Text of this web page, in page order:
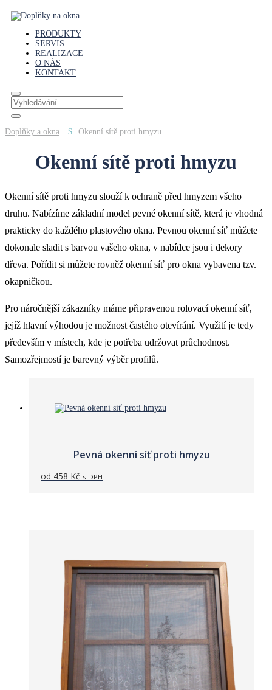
PRODUKTY
SERVIS
REALIZACE
O NÁS
KONTAKT
Doplňky a okna Okenní sítě proti hmyzu
Okenní sítě proti hmyzu
Okenní sítě proti hmyzu slouží k ochraně před hmyzem všeho
druhu. Nabízíme základní model pevné okenní sítě, která je vhodná
prakticky do každého plastového okna. Pevnou okenní síť můžete
dokonale sladit s barvou vašeho okna, v nabídce jsou i dekory
dřeva. Pořídit si můžete rovněž okenní síť pro okna vybavena tzv.
okapničkou.
Pro náročnější zákazníky máme připravenou rolovací okenní síť,
jejíž hlavní výhodou je možnost častého otevírání. Využití je tedy
především v místech, kde je potřeba udržovat průchodnost.
Samozřejmostí je barevný výběr profilů.
Pevná okenní síť proti hmyzu
od 458 Kč s DPH